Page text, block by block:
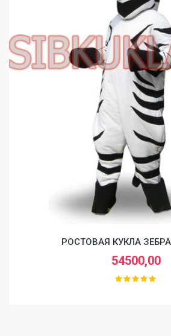
РОСТОВАЯ КУКЛА
54500,00